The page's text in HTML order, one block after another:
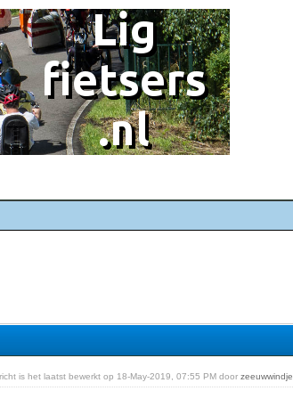
is het laatst bewerkt op 18-May-2019, 07:55 PM doorzeeuwwindje